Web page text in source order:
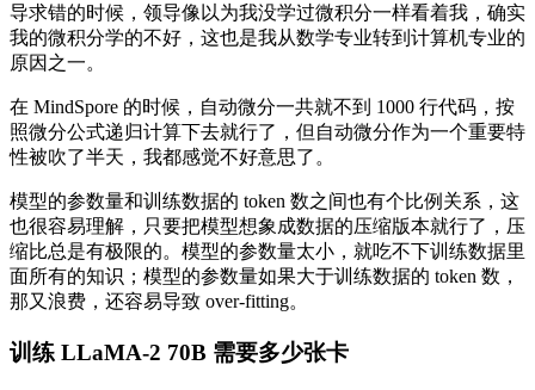
导求错的时候，领导像以为我没学过微积分一样看着我，确实
我的微积分学的不好，这也是我从数学专业转到计算机专业的
原因之一。
在 MindSpore 的时候，自动微分一共就不到 1000 行代码，按
照微分公式递归计算下去就行了，但自动微分作为一个重要特
性被吹了半天，我都感觉不好意思了。
模型的参数量和训练数据的 token 数之间也有个比例关系，这
也很容易理解，只要把模型想象成数据的压缩版本就行了，压
缩比总是有极限的。模型的参数量太小，就吃不下训练数据里
面所有的知识；模型的参数量如果大于训练数据的 token 数，
那又浪费，还容易导致 over-fitting。
训练 LLaMA-2 70B 需要多少张卡